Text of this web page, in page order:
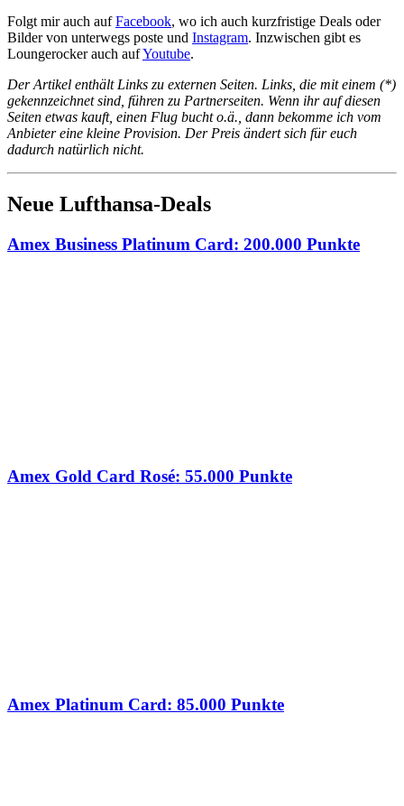
Folgt mir auch aufFacebook, wo ich auch kurzfristige Deals oder
Bilder von unterwegs poste und Instagram. Inzwischen gibt es
Loungerocker auch aufYoutube.
Der Artikel enthält Links zu externen Seiten. Links, die mit einem (*)
gekennzeichnet sind, führen zu Partnerseiten. Wenn ihr auf diesen
Seiten etwas kauft, einen Flug bucht o.ä., dann bekomme ich vom
Anbieter eine kleine Provision. Der Preis ändert sich für euch
dadurch natürlich nicht.
Neue Lufthansa-Deals
Amex Business Platinum Card: 200.000 Punkte
Amex Gold Card Rosé: 55.000 Punkte
Amex Platinum Card: 85.000 Punkte